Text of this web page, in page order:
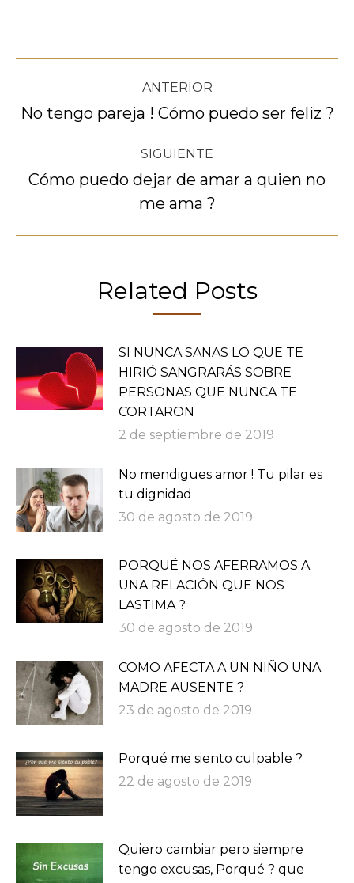
Navegación
entre
publicaciones
ANTERIOR
Publicación
No tengo pareja ! Cómo puedo ser feliz ?
SIGUIENTE
Publicación
siguiente:
Cómo puedo dejar de amar a quien no
me ama ?
Related Posts
SI NUNCA SANAS LO QUE TE
HIRIÓ SANGRARÁS SOBRE
PERSONAS QUE NUNCA TE
CORTARON
2 de septiembre de 2019
No mendigues amor ! Tu pilar es
tu dignidad
30 de agosto de 2019
PORQUÉ NOS AFERRAMOS A
UNA RELACIÓN QUE NOS
LASTIMA ?
30 de agosto de 2019
COMO AFECTA A UN NIÑO UNA
MADRE AUSENTE ?
23 de agosto de 2019
Porqué me siento culpable ?
22 de agosto de 2019
Quiero cambiar pero siempre
tengo excusas, Porqué ? que